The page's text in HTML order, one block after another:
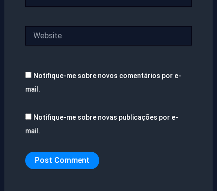
Notifique-me sobre novos comentários por e-
mail.
Notifique-me sobre novas publicações por e-
mail.